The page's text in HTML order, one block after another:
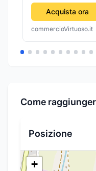
Acquista ora
commercioVirtuoso.it
Come
Posizione
+